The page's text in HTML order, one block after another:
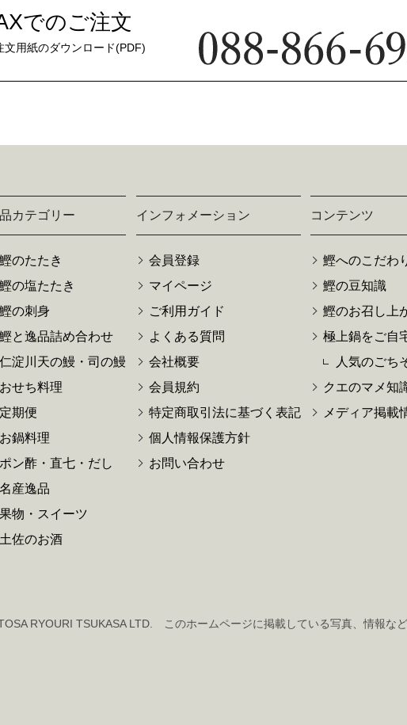
でのご注文
文用紙のダウンロード(PDF)
カテゴリー
鰹のたたき
鰹の塩たたき
鰹の刺身
鰹と逸品詰め合わせ
仁淀川天の鰻・司の鰻
おせち料理
定期便
お鍋料理
ポン酢・直七・だし
名産逸品
果物・スイーツ
土佐のお酒
インフォメーション
会員登録
マイページ
ご利用ガイド
よくある質問
会社概要
会員規約
特定商取引法に基づく表記
個人情報保護方針
お問い合わせ
コンテンツ
鰹へのこだわ
鰹の豆知識
鰹のお召し上
極上鍋をご自
人気のごち
クエのマメ知
メディア掲載
RYOURI TSUKASA LTD. このホームページに掲載している写真、情報な